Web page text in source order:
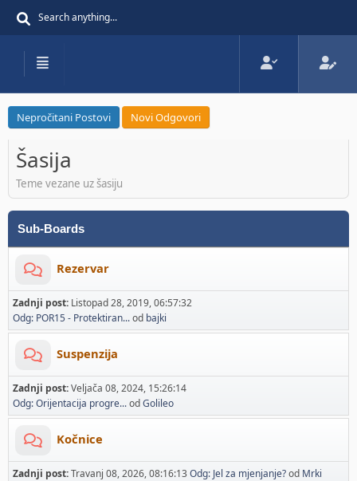
Nepročitani Postovi Novi Odgovori
Šasija
Teme vezane uz šasiju
Sub-Boards
Rezervar
Zadnji post: Listopad 28, 2019, 06:57:32
Odg: POR15 - Protektiran...od bajki
Suspenzija
Zadnji post:Veljača 08, 2024, 15:26:14
Odg: Orijentacija progre...odGolileo
Kočnice
Zadnji post:Travanj 08, 2026, 08:16:13Odg: Jel za mjenjanje?od Mrki